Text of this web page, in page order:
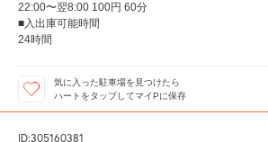
22:00〜翌8:00 100円 60分
■入出庫可能時間
24時間
気に入った駐車場を見つけたら
ハートをタップしてマイPに保存
ID:305160381